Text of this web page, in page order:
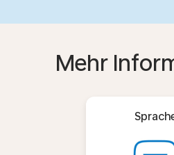
Mehr